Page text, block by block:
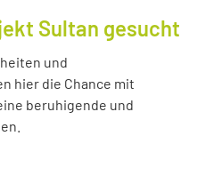
Sultan gesucht
und
hier die Chance mit
beruhigende und